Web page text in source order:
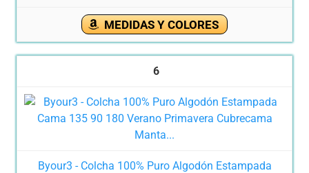
MEDIDAS Y COLORES
6
Byour3 - Colcha 100% Puro Algodón Estampada